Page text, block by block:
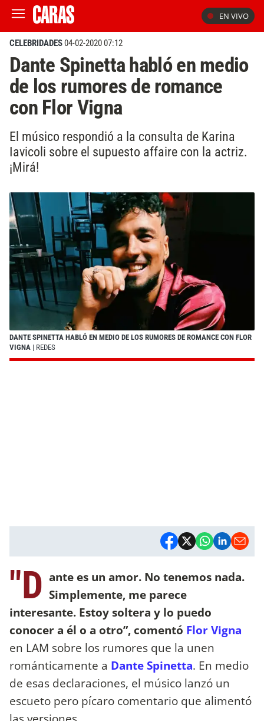
EN VIVO
CELEBRIDADES04-02-2020 07:12
Dante Spinetta habló en medio
de los rumores de romance
con Flor Vigna
El músico respondió a la consulta de Karina
Iavicoli sobre el supuesto affaire con la actriz.
¡Mirá!
DANTE SPINETTA HABLÓ EN MEDIO DE LOS RUMORES DE ROMANCE CON FLOR
VIGNA | REDES
"D ante es un amor. No tenemos nada.
Simplemente, me parece
interesante. Estoy soltera y lo puedo
conocer a él o a otro”, comentó Flor Vigna
en LAM sobre los rumores que la unen
románticamente a Dante Spinetta. En medio
de esas declaraciones, el músico lanzó un
escueto pero pícaro comentario que alimentó